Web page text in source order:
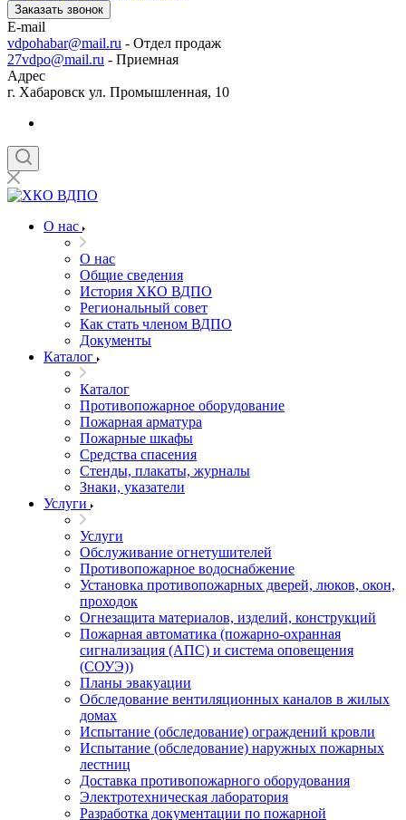
Заказать звонок
E-mail
vdpohabar@mail.ru - Отдел продаж
27vdpo@mail.ru - Приемная
Адрес
г. Хабаровск ул. Промышленная, 10
О нас
О нас
Общие сведения
История ХКО ВДПО
Региональный совет
Как стать членом ВДПО
Документы
Каталог
Каталог
Противопожарное оборудование
Пожарная арматура
Пожарные шкафы
Средства спасения
Стенды, плакаты, журналы
Знаки, указатели
Услуги
Услуги
Обслуживание огнетушителей
Противопожарное водоснабжение
Установка противопожарных дверей, люков, окон,
проходок
Огнезащита материалов, изделий, конструкций
Пожарная автоматика (пожарно-охранная
сигнализация (АПС) и система оповещения
(СОУЭ))
Планы эвакуации
Обследование вентиляционных каналов в жилых
домах
Испытание (обследование) ограждений кровли
Испытание (обследование) наружных пожарных
лестниц
Доставка противопожарного оборудования
Электротехническая лаборатория
Разработка документации по пожарной